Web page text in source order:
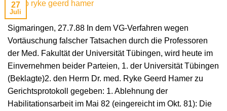
27
Juli
Sigmaringen, 27.7.88 In dem VG-Verfahren wegen
Vortäuschung falscher Tatsachen durch die Professoren
der Med. Fakultät der Universität Tübingen, wird heute im
Einvernehmen beider Parteien, 1. der Universität Tübingen
(Beklagte)2. den Herrn Dr. med. Ryke Geerd Hamer zu
Gerichtsprotokoll gegeben: 1. Ablehnung der
Habilitationsarbeit im Mai 82 (eingereicht im Okt. 81): Die